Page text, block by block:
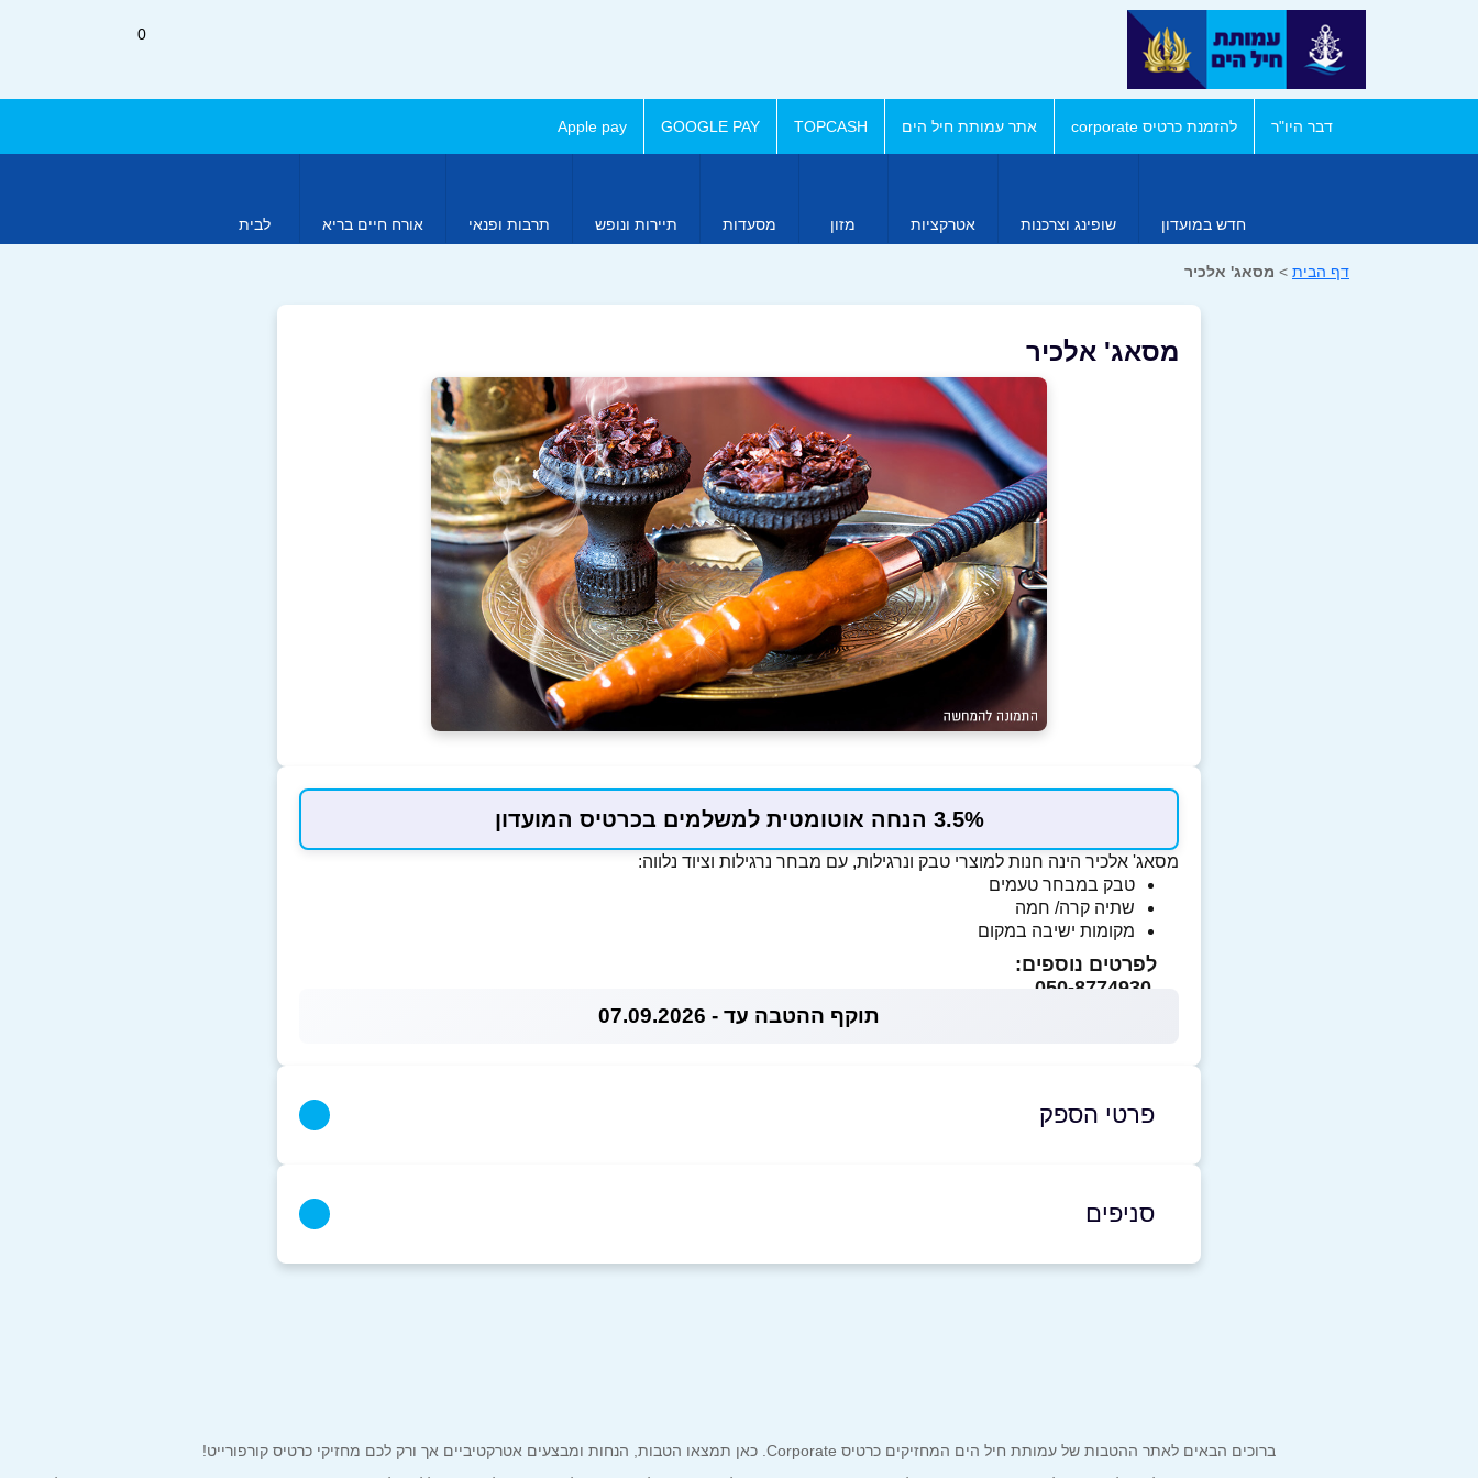
0
דבר היו"ר להזמנת כרטיס corporate אתר עמותת חיל הים TOPCASH
GOOGLE PAY
Apple pay
חדש במועדון שופינג וצרכנות אטרקציות מזון מסעדות תיירות ונופש תרבות ופנאי אורח חיים בריא לבית
דף הבית > מסאג' אלכיר
מסאג' אלכיר
3.5% הנחה אוטומטית למשלמים בכרטיס המועדון
מסאג' אלכיר הינה חנות למוצרי טבק ונרגילות, עם מבחר נרגילות וציוד נלווה:
טבק במבחר טעמים
שתיה קרה/ חמה
מקומות ישיבה במקום
לפרטים נוספים:
תוקף ההטבה עד - 07.09.2026
פרטי הספק
אנא חזרו אלי בקשר ל...
סניפים
חיפה
ברוכים הבאים לאתר ההטבות של עמותת חיל הים המחזיקים כרטיס Corporate. כאן תמצאו הטבות, הנחות ומבצעים אטרקטיביים אך ורק לכם מחזיקי כרטיס קורפורייט!